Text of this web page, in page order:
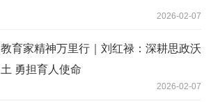
2026-02-07
教育家精神万里行｜刘红禄：深耕思政沃
土 勇担育人使命
2026-02-07